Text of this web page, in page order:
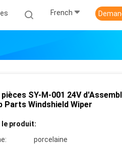
French
SY-M-001 24V
Parts Windshield Wiper
le produit:
porcelaine